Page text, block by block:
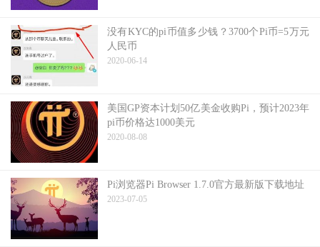
没有KYC的pi币值多少钱？3700个Pi币=5万元
人民币
2020-06-14
美国GP资本计划50亿美金收购Pi，预计2023年
pi币价格达1000美元
2020-08-08
Pi浏览器Pi Browser 1.7.0官方最新版下载地址
2023-07-05